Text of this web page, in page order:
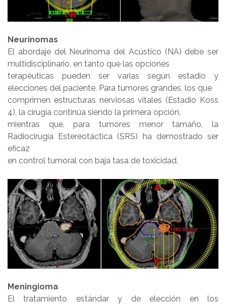
Neurinomas
El abordaje del Neurinoma del Acústico (NA) debe ser
multidisciplinario, en tanto que las opciones
terapéuticas pueden ser varias según estadio y
elecciones del paciente. Para tumores grandes, los que
comprimen estructuras nerviosas vitales (Estadio Koss
4), la cirugía continúa siendo la primera opción,
mientras que, para tumores menor tamaño, la
Radiocirugía Estereotáctica (SRS) ha demostrado ser
eficaz
en control tumoral con baja tasa de toxicidad.
Meningioma
El tratamiento estándar y de elección en los